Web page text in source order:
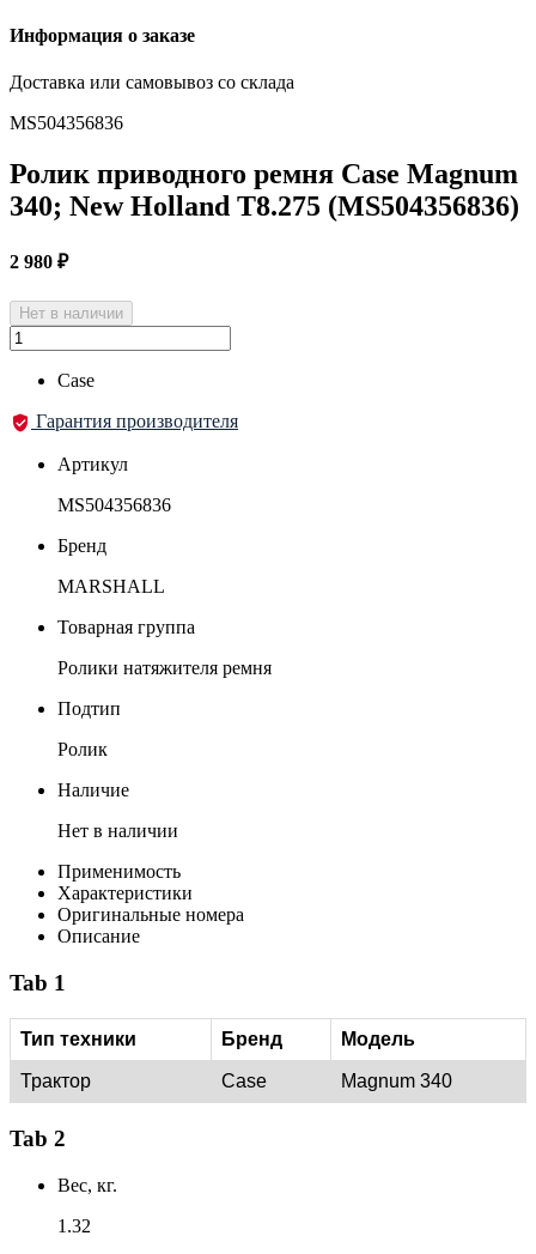
Информация о заказе
Доставка или самовывоз со склада
MS504356836
Ролик приводного ремня Case Magnum
340; New Holland T8.275 (MS504356836)
2 980 ₽
Нет в наличии
Case
Гарантия производителя
Артикул
MS504356836
Бренд
MARSHALL
Товарная группа
Ролики натяжителя ремня
Подтип
Ролик
Наличие
Нет в наличии
Применимость
Характеристики
Оригинальные номера
Описание
Tab 1
Тип техники Бренд Модель
Трактор Case Magnum 340
Tab 2
Вес, кг.
1.32